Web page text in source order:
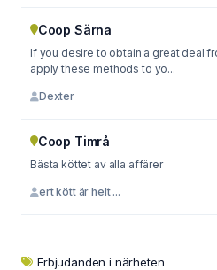
Coop Särna
If you desire to obtain a great deal
apply these methods to yo...
Dexter
Coop Timrå
Bästa köttet av alla affärer
ert kött är helt ...
Erbjudanden i närheten